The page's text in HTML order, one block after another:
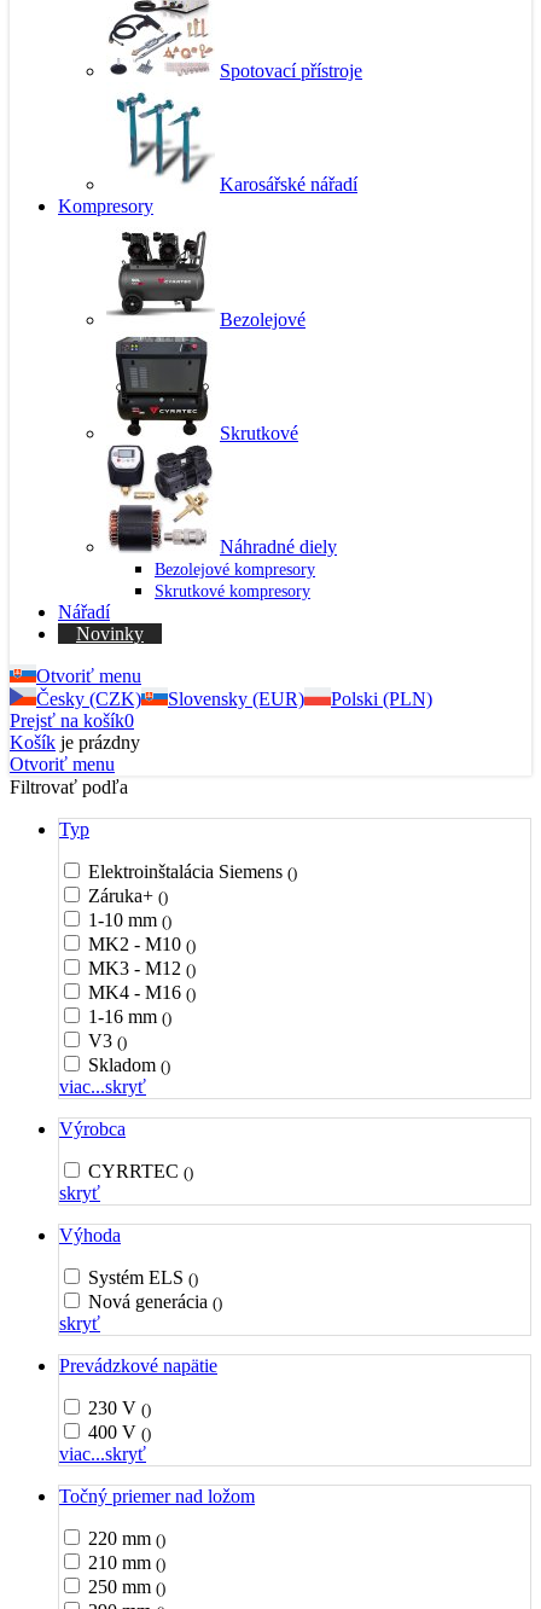
Spotovací přístroje
Karosářské nářadí
Kompresory
Bezolejové
Skrutkové
Náhradné diely
Bezolejové kompresory
Skrutkové kompresory
Nářadí
Novinky
Otvoriť menu
Česky (CZK)
Slovensky (EUR)
Polski (PLN)
Prejsť na košík0
Košík je prázdny
Otvoriť menu
Filtrovať podľa
Typ
Elektroinštalácia Siemens ()
Záruka+ ()
1-10 mm ()
MK2 - M10 ()
MK3 - M12 ()
MK4 - M16 ()
1-16 mm ()
V3 ()
Skladom ()
viac...skryť
Výrobca
CYRRTEC ()
skryť
Výhoda
Systém ELS ()
Nová generácia ()
skryť
Prevádzkové napätie
230 V ()
400 V ()
viac...skryť
Točný priemer nad ložom
220 mm ()
210 mm ()
250 mm ()